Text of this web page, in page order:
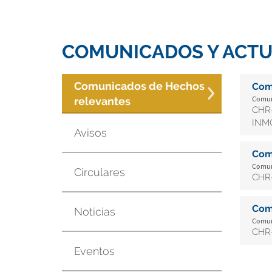
COMUNICADOS Y
Comunicados de Hechos
relevantes
Avisos
Circulares
Noticias
Eventos